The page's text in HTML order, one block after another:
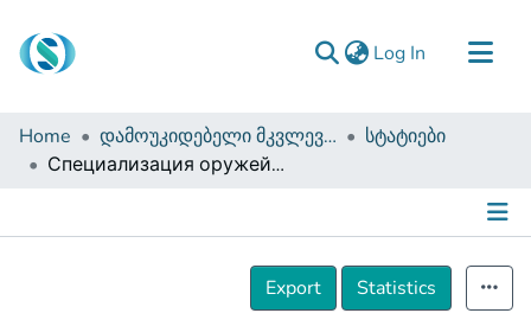
Log In (current)
Communities & Collections
Browse
About Us
Home დამოუკიდებელი მკვლევრები
სტატიები
Специализация оружейников в Тифлисе (1633-1865)
Details
Export
Statistics